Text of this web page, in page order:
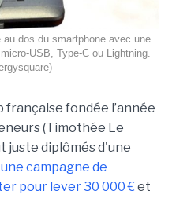
dos du smartphone avec une
USB, Type-C ou Lightning.
française fondée l’année
(Timothée Le
juste diplômés d'une
une campagne de
pour lever 30 000 € et